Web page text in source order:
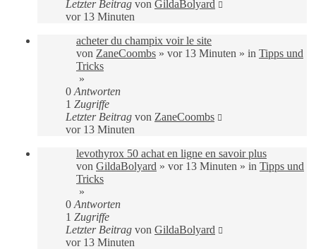
Letzter Beitrag von GildaBolyard
vor 13 Minuten
acheter du champix voir le site
von ZaneCoombs » vor 13 Minuten » in Tipps und
Tricks
»
0 Antworten
1 Zugriffe
Letzter Beitrag von ZaneCoombs
vor 13 Minuten
levothyrox 50 achat en ligne en savoir plus
von GildaBolyard » vor 13 Minuten » in Tipps und
Tricks
»
0 Antworten
1 Zugriffe
Letzter Beitrag von GildaBolyard
vor 13 Minuten